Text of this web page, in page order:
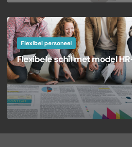
Flexibel personeel
Flexibele schil met model